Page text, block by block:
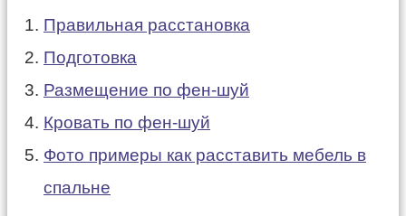
Правильная расстановка
Подготовка
Размещение по фен-шуй
Кровать по фен-шуй
Фото примеры как расставить мебель в
спальне